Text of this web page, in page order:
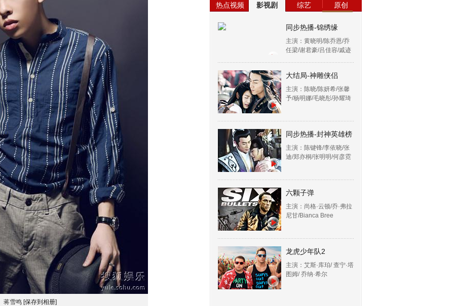
蒋雪鸣 [保存到相册]
热点视频 影视剧 综艺 原创
同步热播-锦绣缘
主演：黄晓明/陈乔恩/乔
任梁/谢君豪/吕佳容/戚迹
大结局-神雕侠侣
主演：陈晓/陈妍希/张馨
予/杨明娜/毛晓彤/孙耀琦
同步热播-封神英雄榜
主演：陈键锋/李依晓/张
迪/郑亦桐/张明明/何彦霓
六颗子弹
主演：尚格·云顿/乔·弗拉
尼甘/Bianca Bree
龙虎少年队2
主演：艾斯·库珀/ 查宁·塔
图姆/ 乔纳·希尔